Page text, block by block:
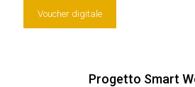
Voucher digitale
Progetto Smart